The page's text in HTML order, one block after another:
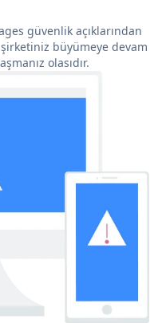
güvenlik açıklarından
büyümeye devam
olasıdır.